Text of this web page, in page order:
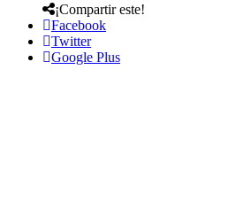
¡Compartir este!
Facebook
Twitter
Google Plus